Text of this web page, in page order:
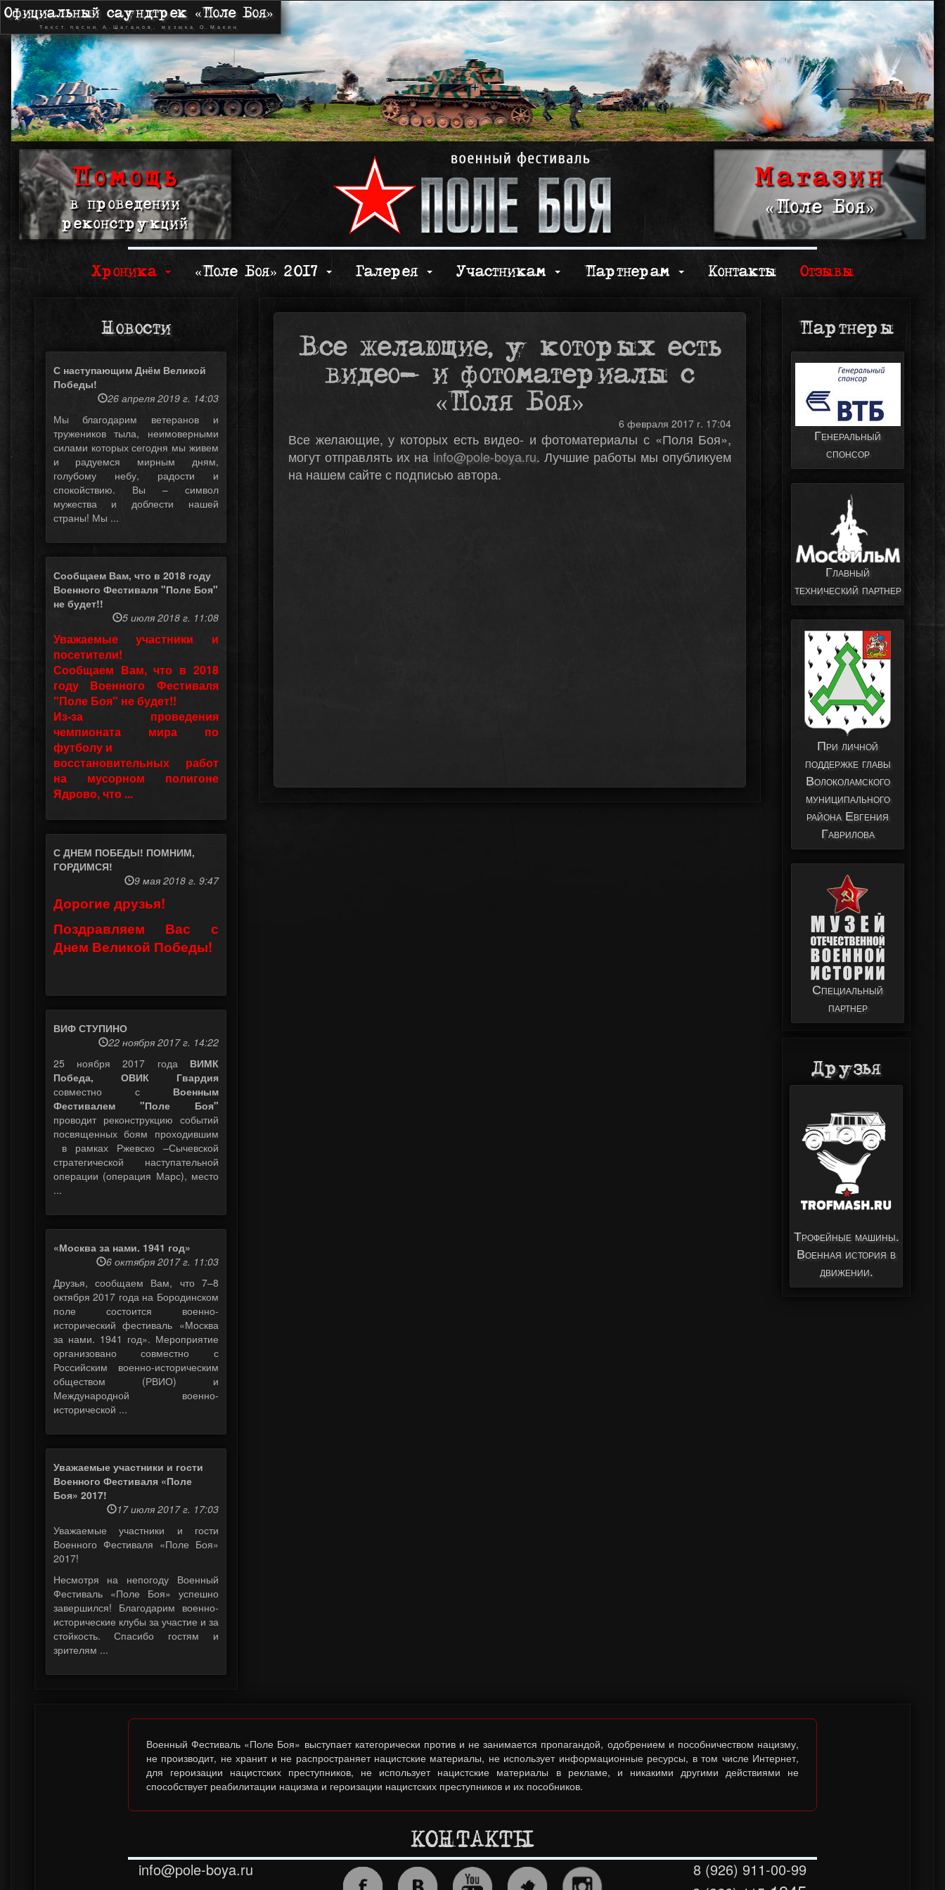
Официальный саундтрек «Поле Боя»
Текст песни А.Шаганов, музыка О.Макин
Помощь
в проведении
реконструкций
Магазин
«Поле Боя»
Хроника «Поле Боя» 2017 Галерея Участникам Партнерам Контакты Отзывы
Все желающие, у которых есть
видео- и фотоматериалы с
«Поля Боя»
6 февраля 2017 г. 17:04
Все желающие, у которых есть видео- и фотоматериалы с «Поля Боя»,
могут отправлять их на info@pole-boya.ru. Лучшие работы мы опубликуем
на нашем сайте с подписью автора.
Новости
С наступающим Днём Великой
Победы!
26 апреля 2019 г. 14:03
Мы благодарим ветеранов и
тружеников тыла, неимоверными
силами которых сегодня мы живем
и радуемся мирным дням,
голубому небу, радости и
спокойствию. Вы – символ
мужества и доблести нашей
страны! Мы ...
Сообщаем Вам, что в 2018 году
Военного Фестиваля "Поле Боя"
не будет!!
5 июля 2018 г. 11:08
Уважаемые участники и
посетители!
Сообщаем Вам, что в 2018
году Военного Фестиваля
"Поле Боя" не будет!!
Из-за проведения
чемпионата мира по
футболу и
восстановительных работ
на мусорном полигоне
Ядрово, что ...
С ДНЕМ ПОБЕДЫ! ПОМНИМ,
ГОРДИМСЯ!
9 мая 2018 г. 9:47
Дорогие друзья!
Поздравляем Вас с
Днем Великой Победы!
ВИФ СТУПИНО
22 ноября 2017 г. 14:22
25 ноября 2017 года ВИМК
Победа, ОВИК Гвардия
совместно с Военным
Фестивалем "Поле Боя"
проводит реконструкцию событий
посвященных боям проходившим
в рамках Ржевско –Сычевской
стратегической наступательной
операции (операция Марс), место
...
«Москва за нами. 1941 год»
6 октября 2017 г. 11:03
Друзья, сообщаем Вам, что 7–8
октября 2017 года на Бородинском
поле состоится военно-
исторический фестиваль «Москва
за нами. 1941 год». Мероприятие
организовано совместно с
Российским военно-историческим
обществом (РВИО) и
Международной военно-
исторической ...
Уважаемые участники и гости
Военного Фестиваля «Поле
Боя» 2017!
17 июля 2017 г. 17:03
Уважаемые участники и гости
Военного Фестиваля «Поле Боя»
2017!
Несмотря на непогоду Военный
Фестиваль «Поле Боя» успешно
завершился! Благодарим военно-
исторические клубы за участие и за
стойкость. Спасибо гостям и
зрителям ...
Партнеры
Генеральный
спонсор
Главный
технический партнер
При личной
поддержке главы
Волоколамского
муниципального
района Евгения
Гаврилова
Специальный
партнер
Друзья
Трофейные машины.
Военная история в
движении.
Военный Фестиваль «Поле Боя» выступает категорически против и не занимается пропагандой, одобрением и пособничеством нацизму,
не производит, не хранит и не распространяет нацистские материалы, не использует информационные ресурсы, в том числе Интернет,
для героизации нацистских преступников, не использует нацистские материалы в рекламе, и никакими другими действиями не
способствует реабилитации нацизма и героизации нацистских преступников и их пособников.
КОНТАКТЫ
info@pole-boya.ru
8 (926) 911-00-99